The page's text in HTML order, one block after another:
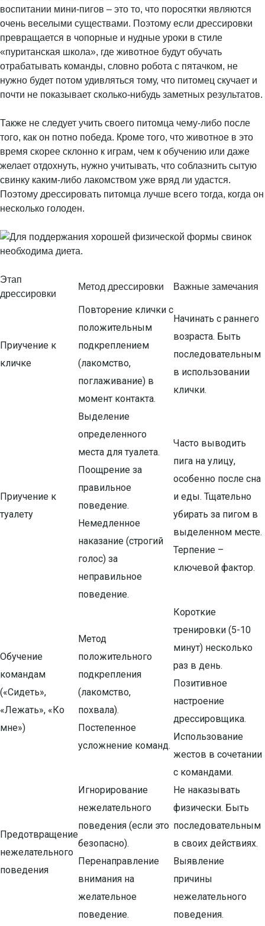
воспитании мини-пигов – это то, что поросятки являются
очень веселыми существами. Поэтому если дрессировки
превращается в чопорные и нудные уроки в стиле
«пуританская школа», где животное будут обучать
отрабатывать команды, словно робота с пятачком, не
нужно будет потом удивляться тому, что питомец скучает и
почти не показывает сколько-нибудь заметных результатов.
Также не следует учить своего питомца чему-либо после
того, как он потно победа. Кроме того, что животное в это
время скорее склонно к играм, чем к обучению или даже
желает отдохнуть, нужно учитывать, что соблазнить сытую
свинку каким-либо лакомством уже вряд ли удастся.
Поэтому дрессировать питомца лучше всего тогда, когда он
несколько голоден.
Этап
дрессировки
Метод дрессировки Важные замечания
Приучение к
кличке
Повторение клички с
положительным
подкреплением
(лакомство,
поглаживание) в
момент контакта.
Начинать с раннего
возраста. Быть
последовательным
в использовании
клички.
Приучение к
туалету
Выделение
определенного
места для туалета.
Поощрение за
правильное
поведение.
Немедленное
наказание (строгий
голос) за
неправильное
поведение.
Часто выводить
пига на улицу,
особенно после сна
и еды. Тщательно
убирать за пигом в
выделенном месте.
Терпение –
ключевой фактор.
Обучение
командам
(«Сидеть»,
«Лежать», «Ко
мне»)
Метод
положительного
подкрепления
(лакомство,
похвала).
Постепенное
усложнение команд.
Короткие
тренировки (5-10
минут) несколько
раз в день.
Позитивное
настроение
дрессировщика.
Использование
жестов в сочетании
с командами.
Предотвращение
нежелательного
поведения
Игнорирование
нежелательного
поведения (если это
безопасно).
Перенаправление
внимания на
желательное
поведение.
Не наказывать
физически. Быть
последовательным
в своих действиях.
Выявление
причины
нежелательного
поведения.